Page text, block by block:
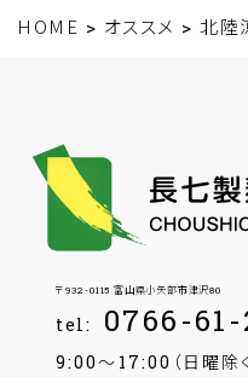
HOME > オススメ > 北陸
〒932-0115 富山県小矢部市津沢80
tel: 0766-61-
9:00～17:00（日曜除く